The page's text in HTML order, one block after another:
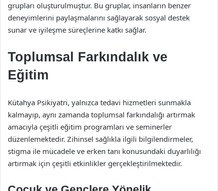
grupları oluşturulmuştur. Bu gruplar, insanların benzer
deneyimlerini paylaşmalarını sağlayarak sosyal destek
sunar ve iyileşme süreçlerine katkı sağlar.
Toplumsal Farkındalık ve
Eğitim
Kütahya Psikiyatri, yalnızca tedavi hizmetleri sunmakla
kalmayıp, aynı zamanda toplumsal farkındalığı artırmak
amacıyla çeşitli eğitim programları ve seminerler
düzenlemektedir. Zihinsel sağlıkla ilgili bilgilendirmeler,
stigma ile mücadele ve erken tanı konusundaki duyarlılığı
artırmak için çeşitli etkinlikler gerçekleştirilmektedir.